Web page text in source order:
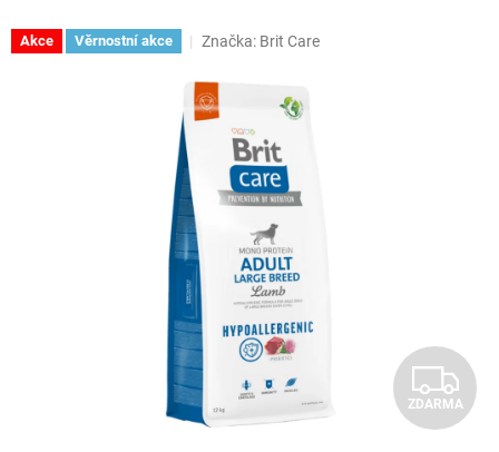
Akce Věrnostní akce Značka: Brit Care
Z
D
ZDARMA